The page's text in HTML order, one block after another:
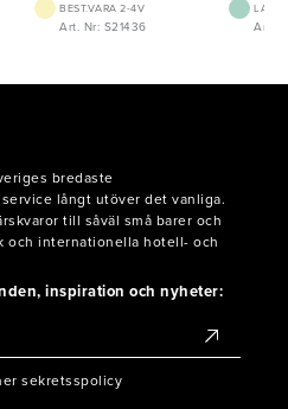
BEST.VARA 2-4V
Art. Nr: S21436 Art.
bredaste
långt utöver det vanliga.
till såväl små barer och
och internationella hotell- och
inspiration och nyheter:
sekretsspolicy